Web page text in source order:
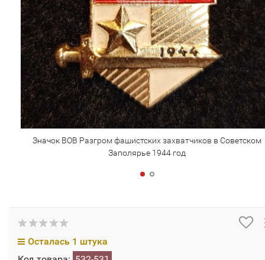
Значок ВОВ Разгром фашистских захватчиков в Советском
Заполярье 1944 год
Осталась 1 штука